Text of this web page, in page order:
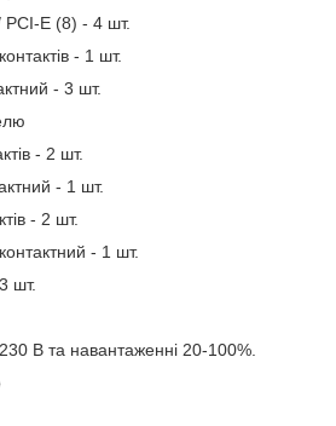
E (8) - 4 шт.
- 1 шт.
- 3 шт.
- 2 шт.
- 1 шт.
- 2 шт.
- 1 шт.
шт.
В та навантаженні 20-100%.